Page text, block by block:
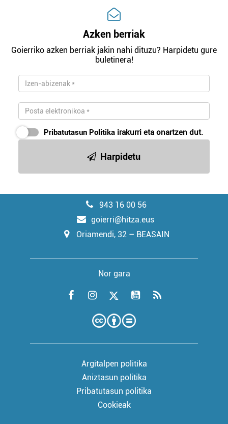
Azken berriak
Goierriko azken berriak jakin nahi dituzu? Harpidetu gure
buletinera!
Pribatutasun Politika irakurri eta onartzen dut.
Harpidetu
943 16 00 56
goierri@hitza.eus
Oriamendi, 32 – BEASAIN
Nor gara
Argitalpen politika
Aniztasun politika
Pribatutasun politika
Cookieak